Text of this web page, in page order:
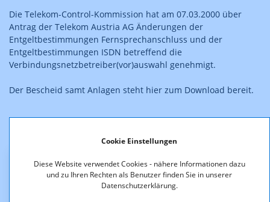
Cookie Einstellungen
Diese Website verwendet Cookies - nähere Informationen dazu
und zu Ihren Rechten als Benutzer finden Sie in unserer
Datenschutzerklärung.
Die Telekom-Control-Kommission hat am 07.03.2000 über
Antrag der Telekom Austria AG Änderungen der
Entgeltbestimmungen Fernsprechanschluss und der
Entgeltbestimmungen ISDN betreffend die
Verbindungsnetzbetreiber(vor)auswahl genehmigt.
Der Bescheid samt Anlagen steht hier zum Download bereit.
Downloads